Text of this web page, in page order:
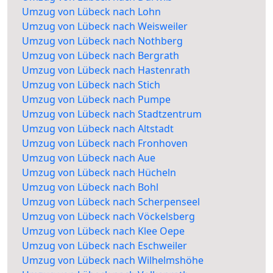
Umzug von Lübeck nach Lohn
Umzug von Lübeck nach Weisweiler
Umzug von Lübeck nach Nothberg
Umzug von Lübeck nach Bergrath
Umzug von Lübeck nach Hastenrath
Umzug von Lübeck nach Stich
Umzug von Lübeck nach Pumpe
Umzug von Lübeck nach Stadtzentrum
Umzug von Lübeck nach Altstadt
Umzug von Lübeck nach Fronhoven
Umzug von Lübeck nach Aue
Umzug von Lübeck nach Hücheln
Umzug von Lübeck nach Bohl
Umzug von Lübeck nach Scherpenseel
Umzug von Lübeck nach Vöckelsberg
Umzug von Lübeck nach Klee Oepe
Umzug von Lübeck nach Eschweiler
Umzug von Lübeck nach Wilhelmshöhe